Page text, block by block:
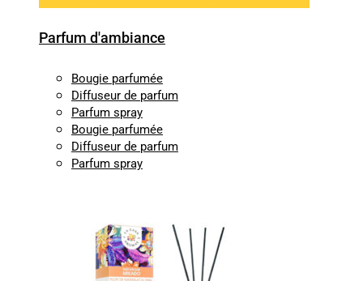
Parfum d'ambiance
Bougie parfumée
Diffuseur de parfum
Parfum spray
Bougie parfumée
Diffuseur de parfum
Parfum spray